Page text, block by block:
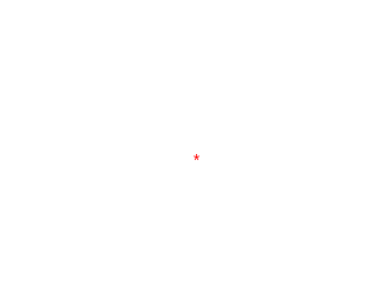
*